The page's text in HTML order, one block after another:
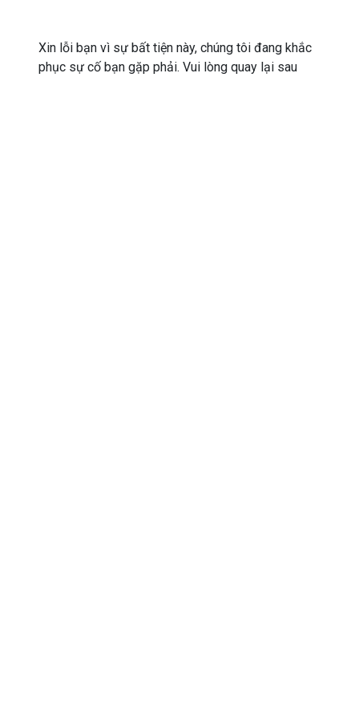
Xin lỗi bạn vì sự bất tiện này, chúng tôi đang khắc
phục sự cố bạn gặp phải. Vui lòng quay lại sau